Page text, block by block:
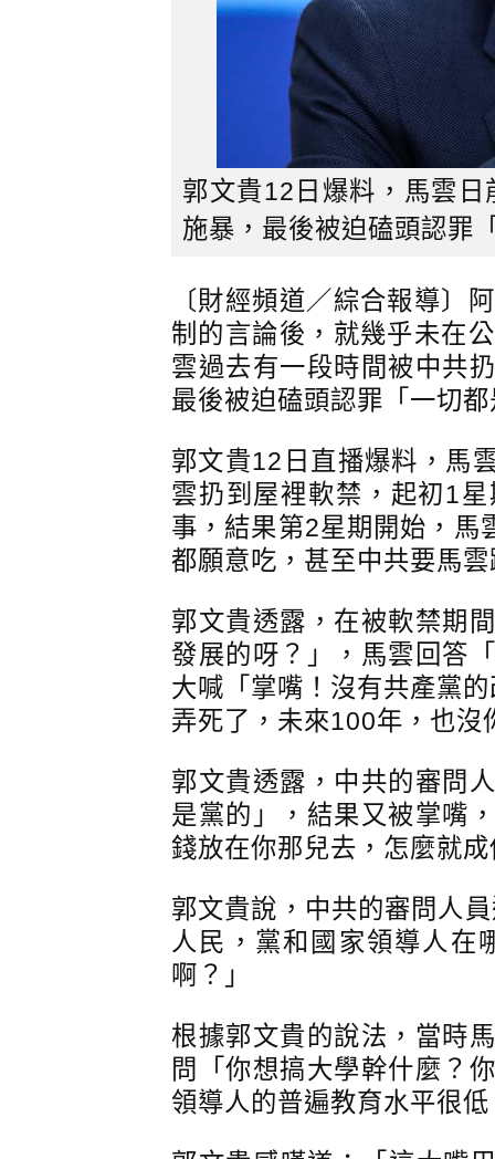
郭文貴12日爆料，馬雲
施暴，最後被迫磕頭認罪
〔財經頻道／綜合報導〕
制的言論後，就幾乎未在
雲過去有一段時間被中共
最後被迫磕頭認罪「一切
郭文貴12日直播爆料，馬
雲扔到屋裡軟禁，起初1
事，結果第2星期開始，馬
都願意吃，甚至中共要馬
郭文貴透露，在被軟禁期
發展的呀？」，馬雲回答
大喊「掌嘴！沒有共產黨
弄死了，未來100年，也沒
郭文貴透露，中共的審問
是黨的」，結果又被掌嘴
錢放在你那兒去，怎麼就
郭文貴說，中共的審問人
人民，黨和國家領導人在
啊？」
根據郭文貴的說法，當時
問「你想搞大學幹什麼？
領導人的普遍教育水平很